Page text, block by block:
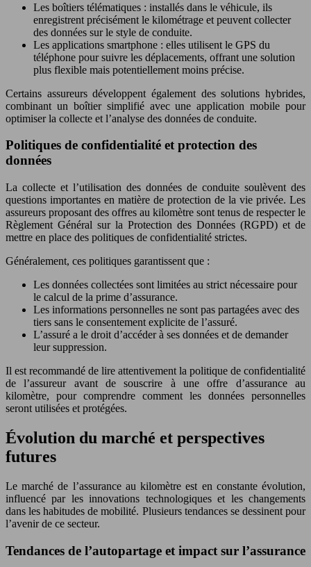
Les boîtiers télématiques : installés dans le véhicule, ils
enregistrent précisément le kilométrage et peuvent collecter
des données sur le style de conduite.
Les applications smartphone : elles utilisent le GPS du
téléphone pour suivre les déplacements, offrant une solution
plus flexible mais potentiellement moins précise.
Certains assureurs développent également des solutions hybrides,
combinant un boîtier simplifié avec une application mobile pour
optimiser la collecte et l’analyse des données de conduite.
Politiques de confidentialité et protection des
données
La collecte et l’utilisation des données de conduite soulèvent des
questions importantes en matière de protection de la vie privée. Les
assureurs proposant des offres au kilomètre sont tenus de respecter le
Règlement Général sur la Protection des Données (RGPD) et de
mettre en place des politiques de confidentialité strictes.
Généralement, ces politiques garantissent que :
Les données collectées sont limitées au strict nécessaire pour
le calcul de la prime d’assurance.
Les informations personnelles ne sont pas partagées avec des
tiers sans le consentement explicite de l’assuré.
L’assuré a le droit d’accéder à ses données et de demander
leur suppression.
Il est recommandé de lire attentivement la politique de confidentialité
de l’assureur avant de souscrire à une offre d’assurance au
kilomètre, pour comprendre comment les données personnelles
seront utilisées et protégées.
Évolution du marché et perspectives
futures
Le marché de l’assurance au kilomètre est en constante évolution,
influencé par les innovations technologiques et les changements
dans les habitudes de mobilité. Plusieurs tendances se dessinent pour
l’avenir de ce secteur.
Tendances de l’autopartage et impact sur l’assurance